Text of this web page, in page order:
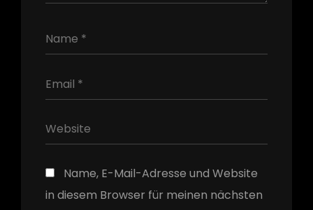
Name, E-Mail-Adresse und Website
in diesem Browser für meinen nächsten